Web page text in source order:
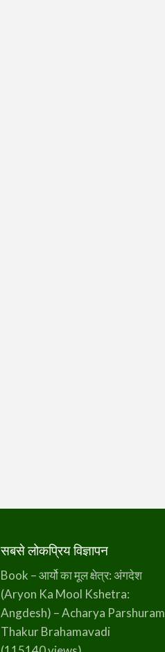
सबसे लोकप्रिय विज्ञापन
Book – आर्यो का मूल क्षेत्र: अंगदेश
(Aryon Ka Mool Kshetra:
Angdesh) – Acharya Parshuram
Thakur Brahamavadi